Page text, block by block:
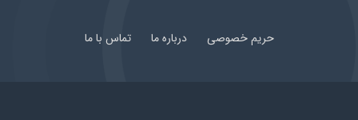
حریم خصوصی درباره ما تماس با ما